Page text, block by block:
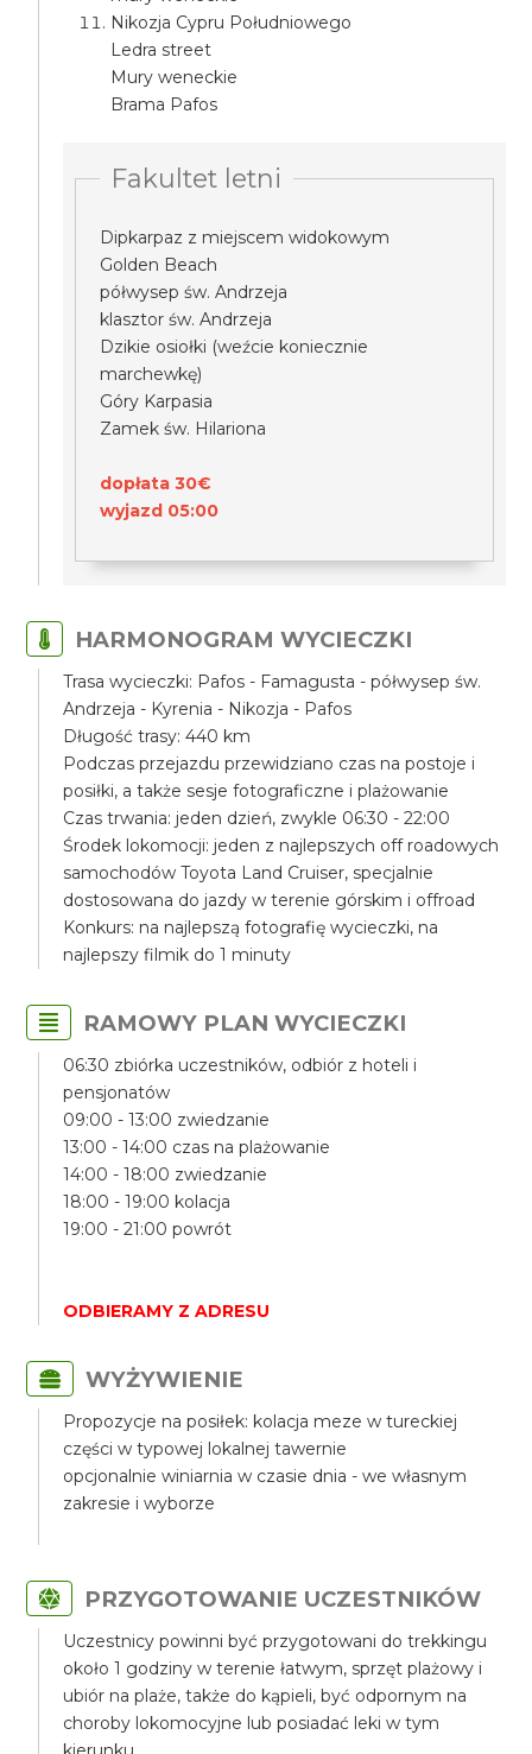
Nikozja Cypru Południowego
Ledra street
Mury weneckie
Brama Pafos
Fakultet letni
Dipkarpaz z miejscem widokowym
Golden Beach
półwysep św. Andrzeja
klasztor św. Andrzeja
Dzikie osiołki (weźcie koniecznie
marchewkę)
Góry Karpasia
Zamek św. Hilariona
dopłata 30€
wyjazd 05:00
HARMONOGRAM WYCIECZKI
Trasa wycieczki: Pafos - Famagusta - półwysep św.
Andrzeja - Kyrenia - Nikozja - Pafos
Długość trasy: 440 km
Podczas przejazdu przewidziano czas na postoje i
posiłki, a także sesje fotograficzne i plażowanie
Czas trwania: jeden dzień, zwykle 06:30 - 22:00
Środek lokomocji: jeden z najlepszych off roadowych
samochodów Toyota Land Cruiser, specjalnie
dostosowana do jazdy w terenie górskim i offroad
Konkurs: na najlepszą fotografię wycieczki, na
najlepszy filmik do 1 minuty
RAMOWY PLAN WYCIECZKI
06:30 zbiórka uczestników, odbiór z hoteli i
pensjonatów
09:00 - 13:00 zwiedzanie
13:00 - 14:00 czas na plażowanie
14:00 - 18:00 zwiedzanie
18:00 - 19:00 kolacja
19:00 - 21:00 powrót
ODBIERAMY Z ADRESU
WYŻYWIENIE
Propozycje na posiłek: kolacja meze w tureckiej
części w typowej lokalnej tawernie
opcjonalnie winiarnia w czasie dnia - we własnym
zakresie i wyborze
PRZYGOTOWANIE UCZESTNIKÓW
Uczestnicy powinni być przygotowani do trekkingu
około 1 godziny w terenie łatwym, sprzęt plażowy i
ubiór na plaże, także do kąpieli, być odpornym na
choroby lokomocyjne lub posiadać leki w tym